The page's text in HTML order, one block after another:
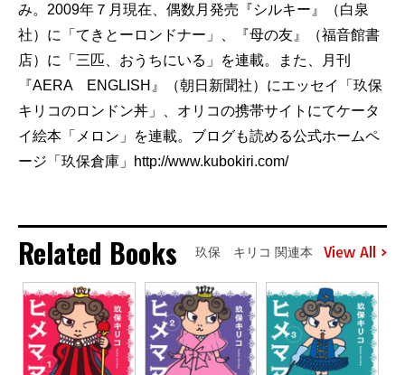
み。2009年７月現在、偶数月発売『シルキー』（白泉
社）に「てきとーロンドナー」、『母の友』（福音館書
店）に「三匹、おうちにいる」を連載。また、月刊
『AERA ENGLISH』（朝日新聞社）にエッセイ「玖保
キリコのロンドン丼」、オリコの携帯サイトにてケータ
イ絵本「メロン」を連載。ブログも読める公式ホームペ
ージ「玖保倉庫」http://www.kubokiri.com/
Related Books 玖保 キリコ 関連本 View All